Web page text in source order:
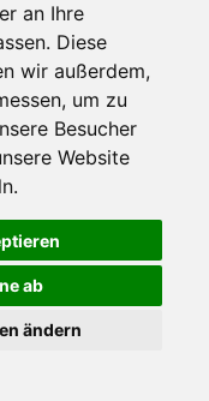
an Ihre
Diese
wir außerdem,
um zu
Besucher
Website
ab
ändern
give you the best experience of
to it.